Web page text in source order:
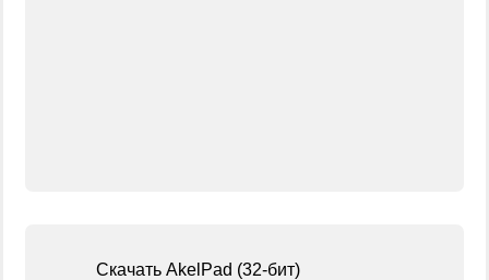
Скачать AkelPad (32-бит)